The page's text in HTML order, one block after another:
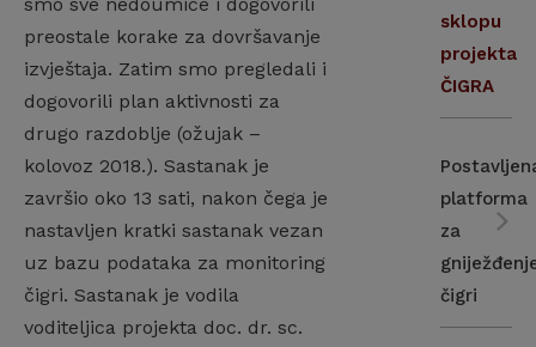
smo sve nedoumice i dogovorili
preostale korake za dovršavanje
izvještaja. Zatim smo pregledali i
dogovorili plan aktivnosti za
drugo razdoblje (ožujak –
kolovoz 2018.). Sastanak je
završio oko 13 sati, nakon čega je
nastavljen kratki sastanak vezan
uz bazu podataka za monitoring
čigri. Sastanak je vodila
voditeljica projekta doc. dr. sc.
sklopu
projekta
ČIGRA
platforma
za
čigri